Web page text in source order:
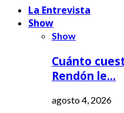
La Entrevista
Show
Show
Cuánto
Rendón le…
agosto 4, 2026